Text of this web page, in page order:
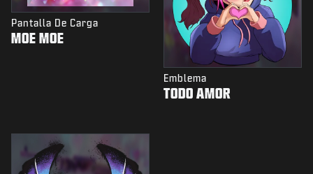
Pantalla De Carga
MOE MOE
Emblema
TODO AMOR